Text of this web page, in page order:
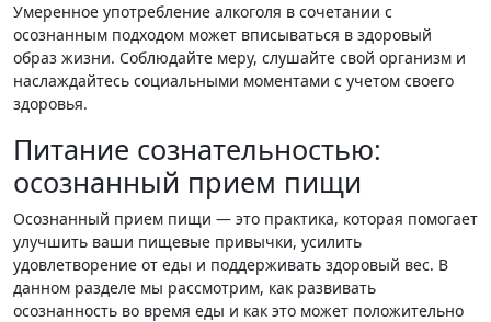
Умеренное употребление алкоголя в сочетании с
осознанным подходом может вписываться в здоровый
образ жизни. Соблюдайте меру, слушайте свой организм и
наслаждайтесь социальными моментами с учетом своего
здоровья.
Питание сознательностью:
осознанный прием пищи
Осознанный прием пищи — это практика, которая помогает
улучшить ваши пищевые привычки, усилить
удовлетворение от еды и поддерживать здоровый вес. В
данном разделе мы рассмотрим, как развивать
осознанность во время еды и как это может положительно